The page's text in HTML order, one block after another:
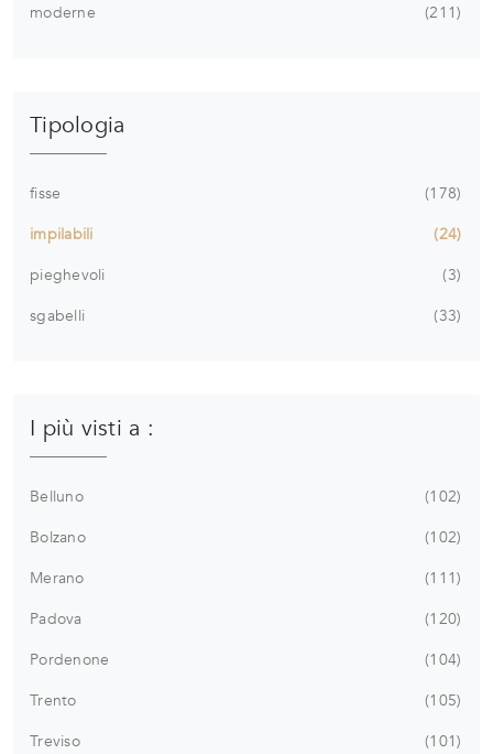
moderne
211
Tipologia
fisse
178
impilabili
24
pieghevoli
3
sgabelli
33
I più visti a :
Belluno
102
Bolzano
102
Merano
111
Padova
120
Pordenone
104
Trento
105
Treviso
101